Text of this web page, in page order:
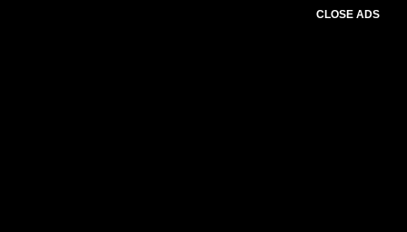
CLOSE ADS